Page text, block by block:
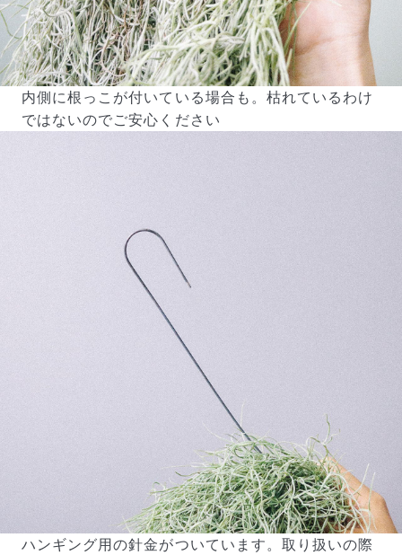
内側に根っこが付いている場合も。枯れているわけ
ではないのでご安心ください
ハンギング用の針金がついています。取り扱いの際